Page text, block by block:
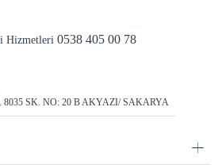
Hizmetleri0538 405 00 78
SK. NO: 20 B AKYAZI/ SAKARYA